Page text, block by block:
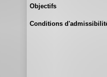
Objectifs
Conditions